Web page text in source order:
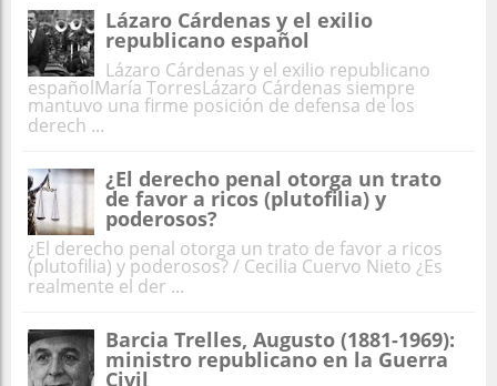
Lázaro Cárdenas y el exilio
republicano español
Lázaro Cárdenas y el exilio republicano
españolMaría TorresLázaro Cárdenas siempre
mantuvo una firme posición de defensa de los
derech ...
¿El derecho penal otorga un trato
de favor a ricos (plutofilia) y
poderosos?
¿El derecho penal otorga un trato de favor a ricos
(plutofilia) y poderosos? / Cecilia Cuervo Nieto ¿Es
realmente el der ...
Barcia Trelles, Augusto (1881-1969):
ministro republicano en la Guerra
Civil